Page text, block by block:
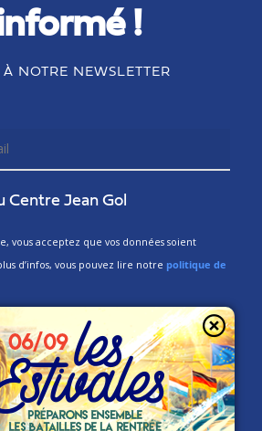
!
NOTRE NEWSLETTER
Centre Jean Gol
vous acceptez que vos données soient
d’infos, vous pouvez lire notre politique de